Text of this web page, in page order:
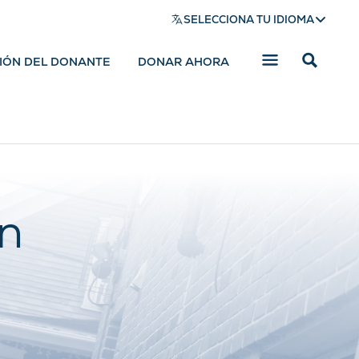
SELECCIONA TU IDIOMA
DEL DONANTE DONAR AHORA
Mostrar